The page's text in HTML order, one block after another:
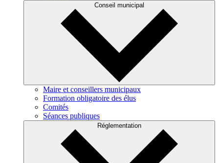
Conseil municipal
Maire et conseillers municipaux
Formation obligatoire des élus
Comités
Séances publiques
Réglementation